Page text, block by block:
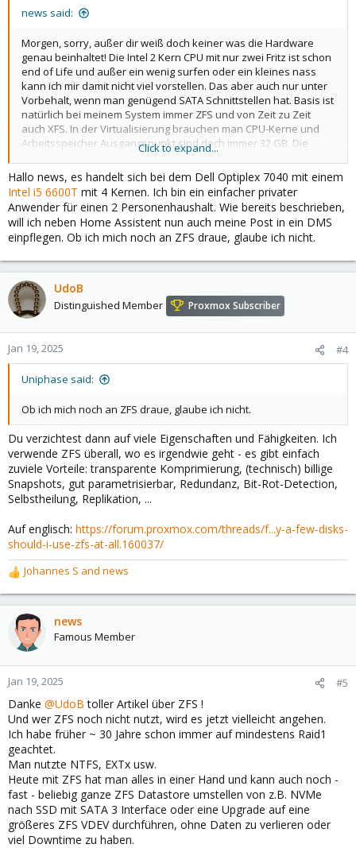
news said:
Morgen, sorry, außer dir weiß doch keiner was die Hardware
genau beinhaltet! Die Intel 2 Kern CPU mit nur zwei Fritz ist schon
end of Life und außer ein wenig surfen oder ein kleines nass
kann ich mir damit nicht viel vorstellen. Das aber auch nur unter
Vorbehalt, wenn man genügend SATA Schnittstellen hat. Basis ist
natürlich bei meinem System immer ZFS und von Zeit zu Zeit
auch XFS. In der Virtualisierung brauchen man CPU-Kerne und
Arbeitsspeicher Ausgangspunkt sind doch immer 32 GB. Die
Rechenleistung hängt von den Anzahl der VMs und lxc ab, lxc
sind Linus Container . Man sollte sich ja bewusst sein, dass man
SSDs, die man per SATA 3 anschließen möchte, auch anschließen
kann. So sollte man auch auf die Erweiterbarkeit achten.
Darüber hinaus ist noch das Backup der Daten zu beachten,
dazu gibt es ein eigenes Produkt den proxbox Backup Server.
Den man im Allgemeinen auf eigener Hardware betreibt.
Click to expand...
Hallo news, es handelt sich bei dem Dell Optiplex 7040 mit einem
Intel i5 6600T mit 4 Kernen. Ich bin ein einfacher privater
Anwender für einen 2 Personenhaushalt. Wie bereits beschrieben,
will ich neben Home Assistent nun auch meine Post in ein DMS
einpflegen. Ob ich mich noch an ZFS draue, glaube ich nicht.
UdoB
Distinguished Member Proxmox Subscriber
Jan 19, 2025 #4
Uniphase said:
Ob ich mich noch an ZFS draue, glaube ich nicht.
Du verzichtest dann auf viele Eigenschaften und Fähigkeiten. Ich
verwende ZFS überall, wo es irgendwie geht - es gibt einfach
zuviele Vorteile: transparente Komprimierung, (technisch) billige
Snapshots, gut parametrisierbar, Redundanz, Bit-Rot-Detection,
Selbstheilung, Replikation, ...
Auf englisch: https://forum.proxmox.com/threads/f...y-a-few-disks-
should-i-use-zfs-at-all.160037/
R
e
a
o
n
s
:
Johannes S and news
news
Famous Member
Jan 19, 2025 #5
Danke @UdoB toller Artikel über ZFS !
Und wer ZFS noch nicht nutzt, wird es jetzt vielleicht angehen.
Ich habe früher ~ 30 Jahre schon immer auf mindestens Raid1
geachtet.
Man nutzte NTFS, EXTx usw.
Heute mit ZFS hat man alles in einer Hand und kann auch noch -
fast - beliebig ganze ZFS Datastore umstellen von z.B. NVMe
nach SSD mit SATA 3 Interface oder eine Upgrade auf eine
größeres ZFS VDEV durchführen, ohne Daten zu verlieren oder
viel Downtime zu haben.